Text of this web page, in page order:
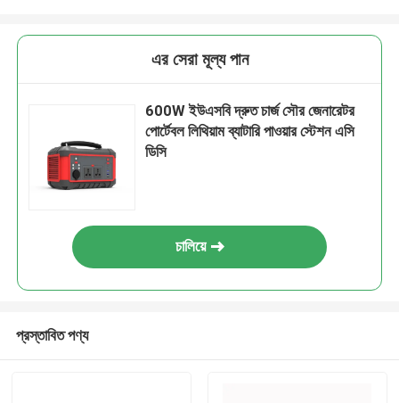
এর সেরা মূল্য পান
600W ইউএসবি দ্রুত চার্জ সৌর জেনারেটর
পোর্টেবল লিথিয়াম ব্যাটারি পাওয়ার স্টেশন এসি
ডিসি
চালিয়ে
প্রস্তাবিত পণ্য